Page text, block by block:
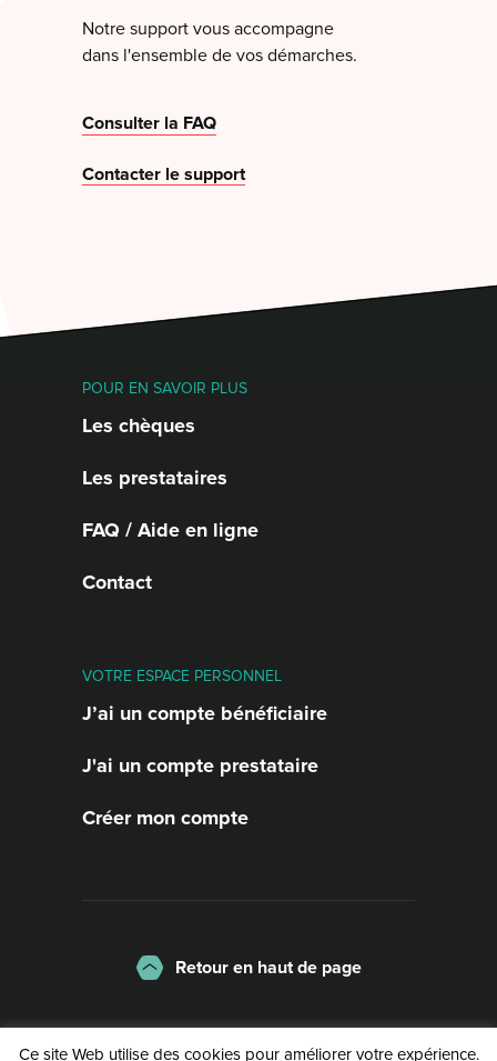
Notre support vous accompagne
dans l'ensemble de vos démarches.
Consulter la FAQ
Contacter le support
POUR EN SAVOIR PLUS
Les chèques
Les prestataires
FAQ / Aide en ligne
Contact
VOTRE ESPACE PERSONNEL
J’ai un compte bénéficiaire
J'ai un compte prestataire
Créer mon compte
Retour en haut de page
La charte
Mentions légales
Ce site Web utilise des cookies pour améliorer votre expérience.